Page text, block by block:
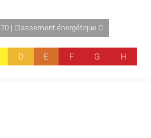
70 | Classement énergétique C
D E F G H